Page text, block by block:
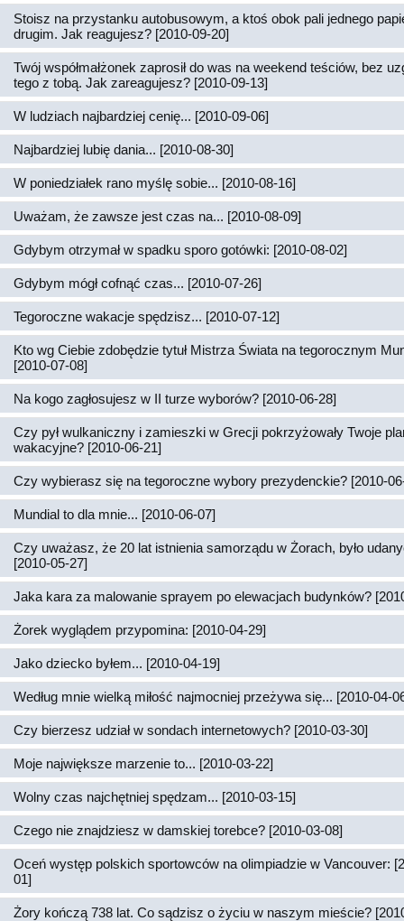
Stoisz na przystanku autobusowym, a ktoś obok pali jednego
drugim. Jak reagujesz? [2010-09-20]
Twój współmałżonek zaprosił do was na weekend teściów, bez
tego z tobą. Jak zareagujesz? [2010-09-13]
W ludziach najbardziej cenię... [2010-09-06]
Najbardziej lubię dania... [2010-08-30]
W poniedziałek rano myślę sobie... [2010-08-16]
Uważam, że zawsze jest czas na... [2010-08-09]
Gdybym otrzymał w spadku sporo gotówki: [2010-08-02]
Gdybym mógł cofnąć czas... [2010-07-26]
Tegoroczne wakacje spędzisz... [2010-07-12]
Kto wg Ciebie zdobędzie tytuł Mistrza Świata na tegorocznym
[2010-07-08]
Na kogo zagłosujesz w II turze wyborów? [2010-06-28]
Czy pył wulkaniczny i zamieszki w Grecji pokrzyżowały Twoje
wakacyjne? [2010-06-21]
Czy wybierasz się na tegoroczne wybory prezydenckie? [2010-
Mundial to dla mnie... [2010-06-07]
Czy uważasz, że 20 lat istnienia samorządu w Żorach, było
[2010-05-27]
Jaka kara za malowanie sprayem po elewacjach budynków?
Żorek wyglądem przypomina: [2010-04-29]
Jako dziecko byłem... [2010-04-19]
Według mnie wielką miłość najmocniej przeżywa się... [2010-04-
Czy bierzesz udział w sondach internetowych? [2010-03-30]
Moje największe marzenie to... [2010-03-22]
Wolny czas najchętniej spędzam... [2010-03-15]
Czego nie znajdziesz w damskiej torebce? [2010-03-08]
Oceń występ polskich sportowców na olimpiadzie w Vancouver:
01]
Żory kończą 738 lat. Co sądzisz o życiu w naszym mieście?